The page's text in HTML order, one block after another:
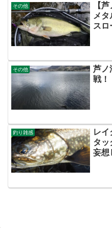
その他
【
メ
スロ
その他
芦ノ
戦！
釣り雑感
レイ
タッ
妄想